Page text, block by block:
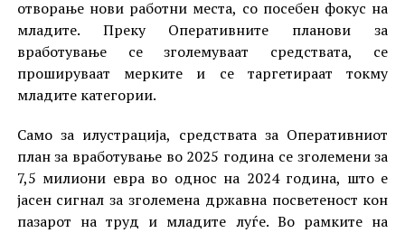
отворање нови работни места, со посебен фокус на
младите. Преку Оперативните планови за
вработување се зголемуваат средствата, се
прошируваат мерките и се таргетираат токму
младите категории.
Само за илустрација, средствата за Оперативниот
план за вработување во 2025 година се зголемени за
7,5 милиони евра во однос на 2024 година, што е
јасен сигнал за зголемена државна посветеност кон
пазарот на труд и младите луѓе. Во рамките на